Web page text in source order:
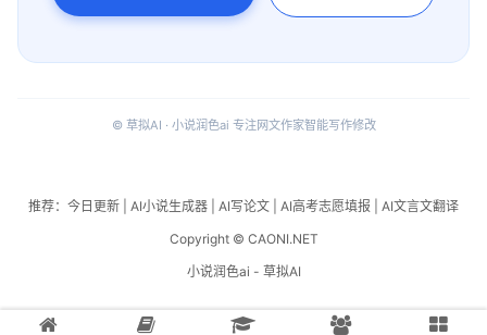
© 草拟AI · 小说润色ai 专注网文作家智能写作修改
推荐： 今日更新 AI小说生成器 AI写论文 AI高考志愿填报
AI文言文翻译
Copyright © CAONI.NET
小说润色ai - 草拟AI